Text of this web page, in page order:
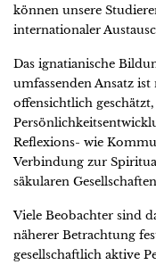
können unsere
internationaler
Das ignatianische
umfassenden Ansatz
offensichtlich
Reflexions- wie
Verbindung zur
säkularen
Viele Beobachter sind
näherer Betrachtung
gesellschaftlich aktive